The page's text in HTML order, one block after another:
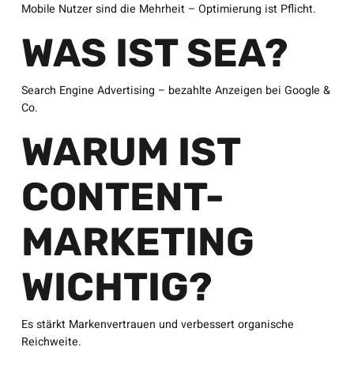
Mobile Nutzer sind die Mehrheit – Optimierung ist Pflicht.
WAS IST SEA?
Search Engine Advertising – bezahlte Anzeigen bei Google &
Co.
WARUM IST
CONTENT-
MARKETING
WICHTIG?
Es stärkt Markenvertrauen und verbessert organische
Reichweite.